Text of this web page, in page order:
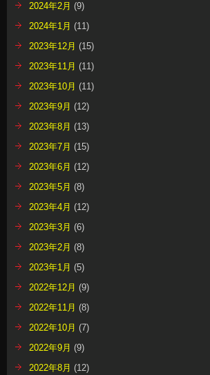
2024年2月 (9)
2024年1月 (11)
2023年12月 (15)
2023年11月 (11)
2023年10月 (11)
2023年9月 (12)
2023年8月 (13)
2023年7月 (15)
2023年6月 (12)
2023年5月 (8)
2023年4月 (12)
2023年3月 (6)
2023年2月 (8)
2023年1月 (5)
2022年12月 (9)
2022年11月 (8)
2022年10月 (7)
2022年9月 (9)
2022年8月 (12)